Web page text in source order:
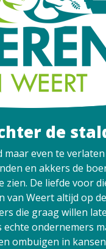
de
maar even te
en akkers de
De liefde voor
van Weert altijd op
die graag willen
echte ondernemers
ombuigen in